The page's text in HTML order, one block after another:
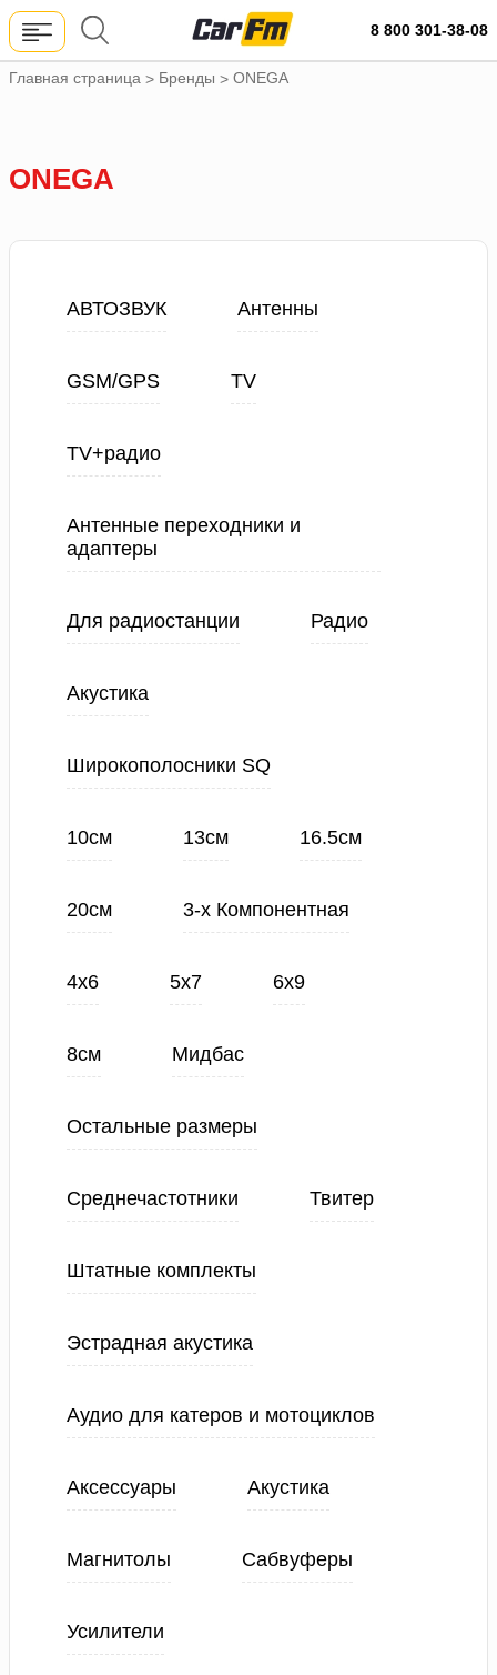
8 800 301-38-08
Главная страница > Бренды > ONEGA
ONEGA
АВТОЗВУК Антенны
GSM/GPS TV
TV+радио
Антенные переходники и
адаптеры
Для радиостанции Радио
Акустика
Широкополосники SQ
10см 13см 16.5см
20см 3-х Компонентная
4х6 5х7 6х9
8см Мидбас
Остальные размеры
Среднечастотники Твитер
Штатные комплекты
Эстрадная акустика
Аудио для катеров и мотоциклов
Аксессуары Акустика
Магнитолы Сабвуферы
Усилители